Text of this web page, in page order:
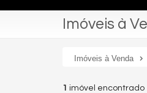
Imóveis à
Imóveis à Venda
1 imóvel encontrado